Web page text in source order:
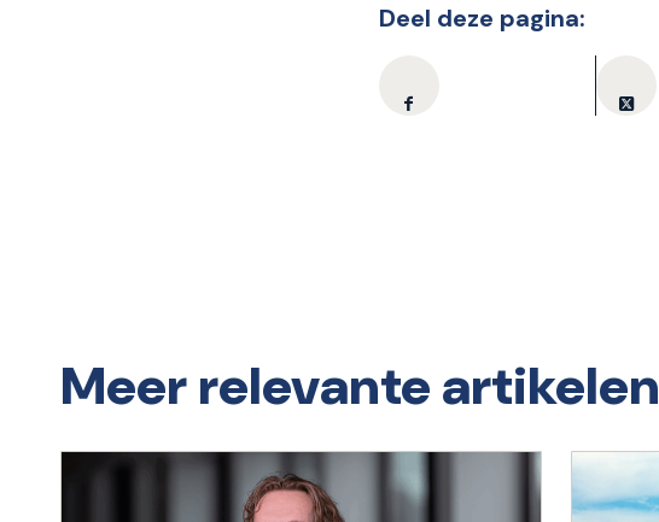
Deel deze pagina:
Meer relevante artikelen